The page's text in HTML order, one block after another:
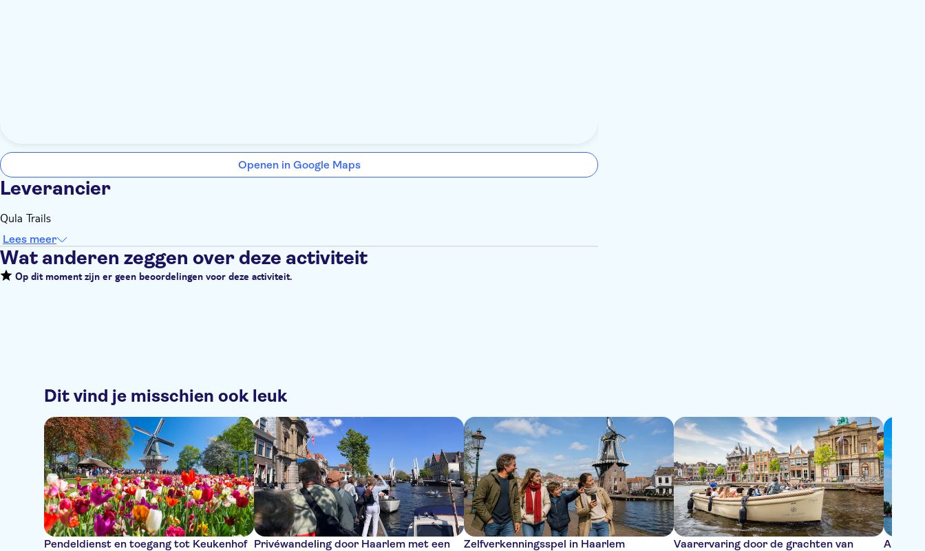
Openen in Google Maps
Leverancier
Qula Trails
Lees meer
Wat anderen zeggen over deze activiteit
Op dit moment zijn er geen beoordelingen voor deze activiteit.
Dit vind je misschien ook leuk
Pendeldienst en toegang tot Keukenhof Privéwandeling door Haarlem met een
Zelfverkenningsspel in Haarlem
Vaarervaring door de grachten van
AI-